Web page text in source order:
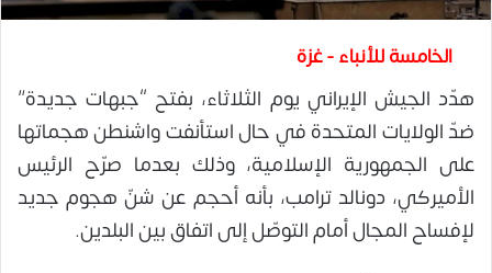
الخامسة للأنباء - غزة
هدّد الجيش الإيراني يوم الثلاثاء، بفتح “جبهات جديدة”
ضدّ الولايات المتحدة في حال استأنفت واشنطن هجماتها
على الجمهورية الإسلامية، وذلك بعدما صرّح الرئيس
الأميركي، دونالد ترامب، بأنه أحجم عن شنّ هجوم جديد
لإفساح المجال أمام التوصّل إلى اتفاق بين البلدين.